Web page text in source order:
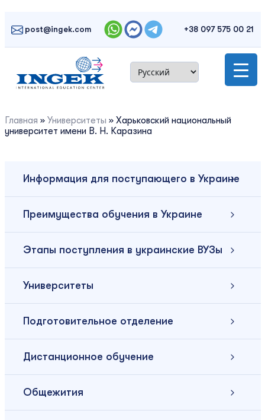
contentpost@ingek.com +38 097 575 00 21
Главная » Университеты » Харьковский национальный
университет имени В. Н. Каразина
Информация для поступающего в Украине
Преимущества обучения в Украине
Этапы поступления в украинские ВУЗы
Университеты
Подготовительное отделение
Дистанционное обучение
Общежития